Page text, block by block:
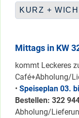
KURZ +
Mittags in KW
kommt Leckeres
Café+Abholung/
• Speiseplan 03.
Bestellen: 322 94
Abholung/